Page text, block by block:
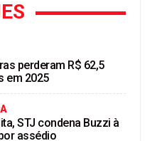
perderam R$ 62,5
em 2025
STJ condena Buzzi à
assédio